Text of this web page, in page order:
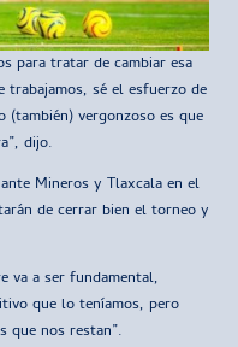
para tratar de cambiar esa
trabajamos, sé el esfuerzo de
(también) vergonzoso es que
dijo.
Mineros y Tlaxcala en el
de cerrar bien el torneo y
va a ser fundamental,
que lo teníamos, pero
que nos restan”.